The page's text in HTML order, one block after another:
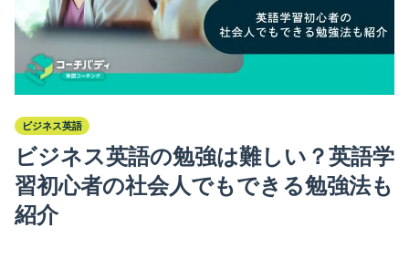
ビジネス英語
ビジネス英語の勉強は難しい？英語学
習初心者の社会人でもできる勉強法も
紹介